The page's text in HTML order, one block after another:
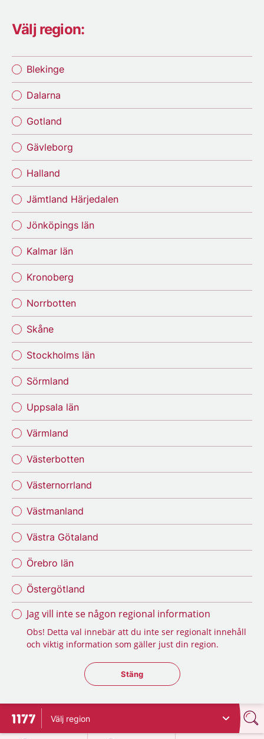
Välj region:
Blekinge
Dalarna
Gotland
Gävleborg
Halland
Jämtland Härjedalen
Jönköpings län
Kalmar län
Kronoberg
Norrbotten
Skåne
Stockholms län
Sörmland
Uppsala län
Värmland
Västerbotten
Västernorrland
Västmanland
Västra Götaland
Örebro län
Östergötland
Jag vill inte se någon regional information
Obs! Detta val innebär att du inte ser regionalt innehåll
och viktig information som gäller just din region.
Stäng regionsväljaren
Stäng
Till startsidan för 1177
Välj region
på 1177.se
på 1177.se